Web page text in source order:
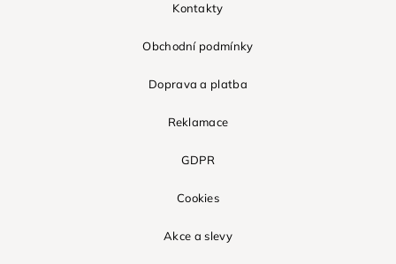
Kontakty
Obchodní podmínky
Doprava a platba
Reklamace
GDPR
Cookies
Akce a slevy